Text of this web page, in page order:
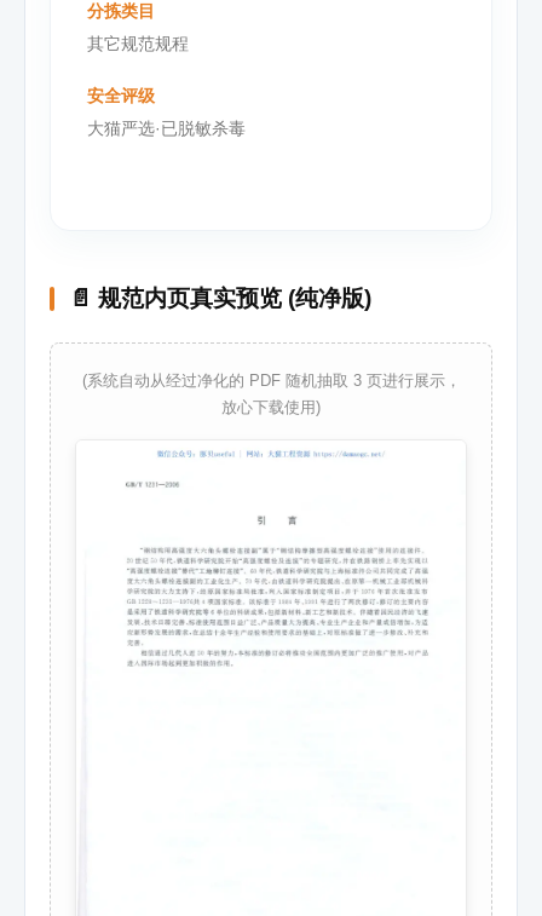
分拣类目
其它规范规程
安全评级
大猫严选·已脱敏杀毒
📄 规范内页真实预览 (纯净版)
(系统自动从经过净化的 PDF 随机抽取 3 页进行展示，
放心下载使用)